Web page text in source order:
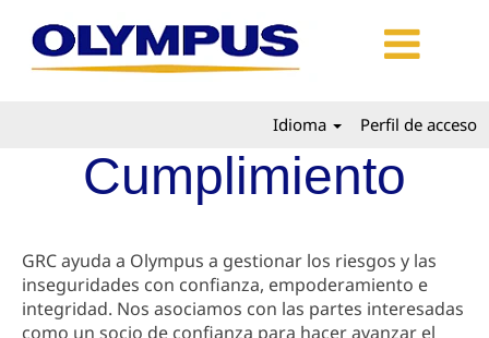
Idioma Perfil de acceso
Cumplimiento
GRC ayuda a Olympus a gestionar los riesgos y las
inseguridades con confianza, empoderamiento e
integridad. Nos asociamos con las partes interesadas
como un socio de confianza para hacer avanzar el